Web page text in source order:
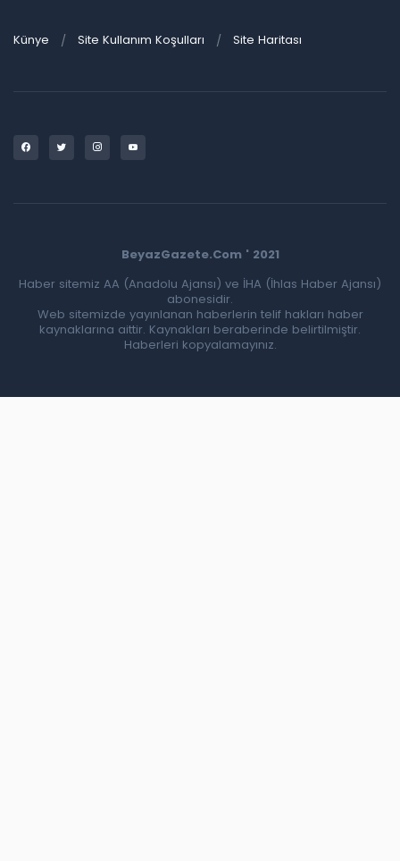
Künye Site Kullanım Koşulları Site Haritası
BeyazGazete.Com ' 2021
Haber sitemiz AA (Anadolu Ajansı) ve İHA (İhlas Haber Ajansı)
abonesidir.
Web sitemizde yayınlanan haberlerin telif hakları haber
kaynaklarına aittir. Kaynakları beraberinde belirtilmiştir.
Haberleri kopyalamayınız.